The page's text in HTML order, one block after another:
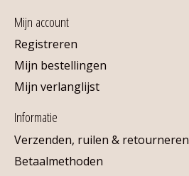
Mijn account
Registreren
Mijn bestellingen
Mijn verlanglijst
Informatie
Verzenden, ruilen & retourneren
Betaalmethoden